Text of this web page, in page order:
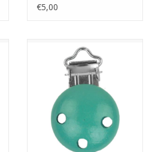
€5,00